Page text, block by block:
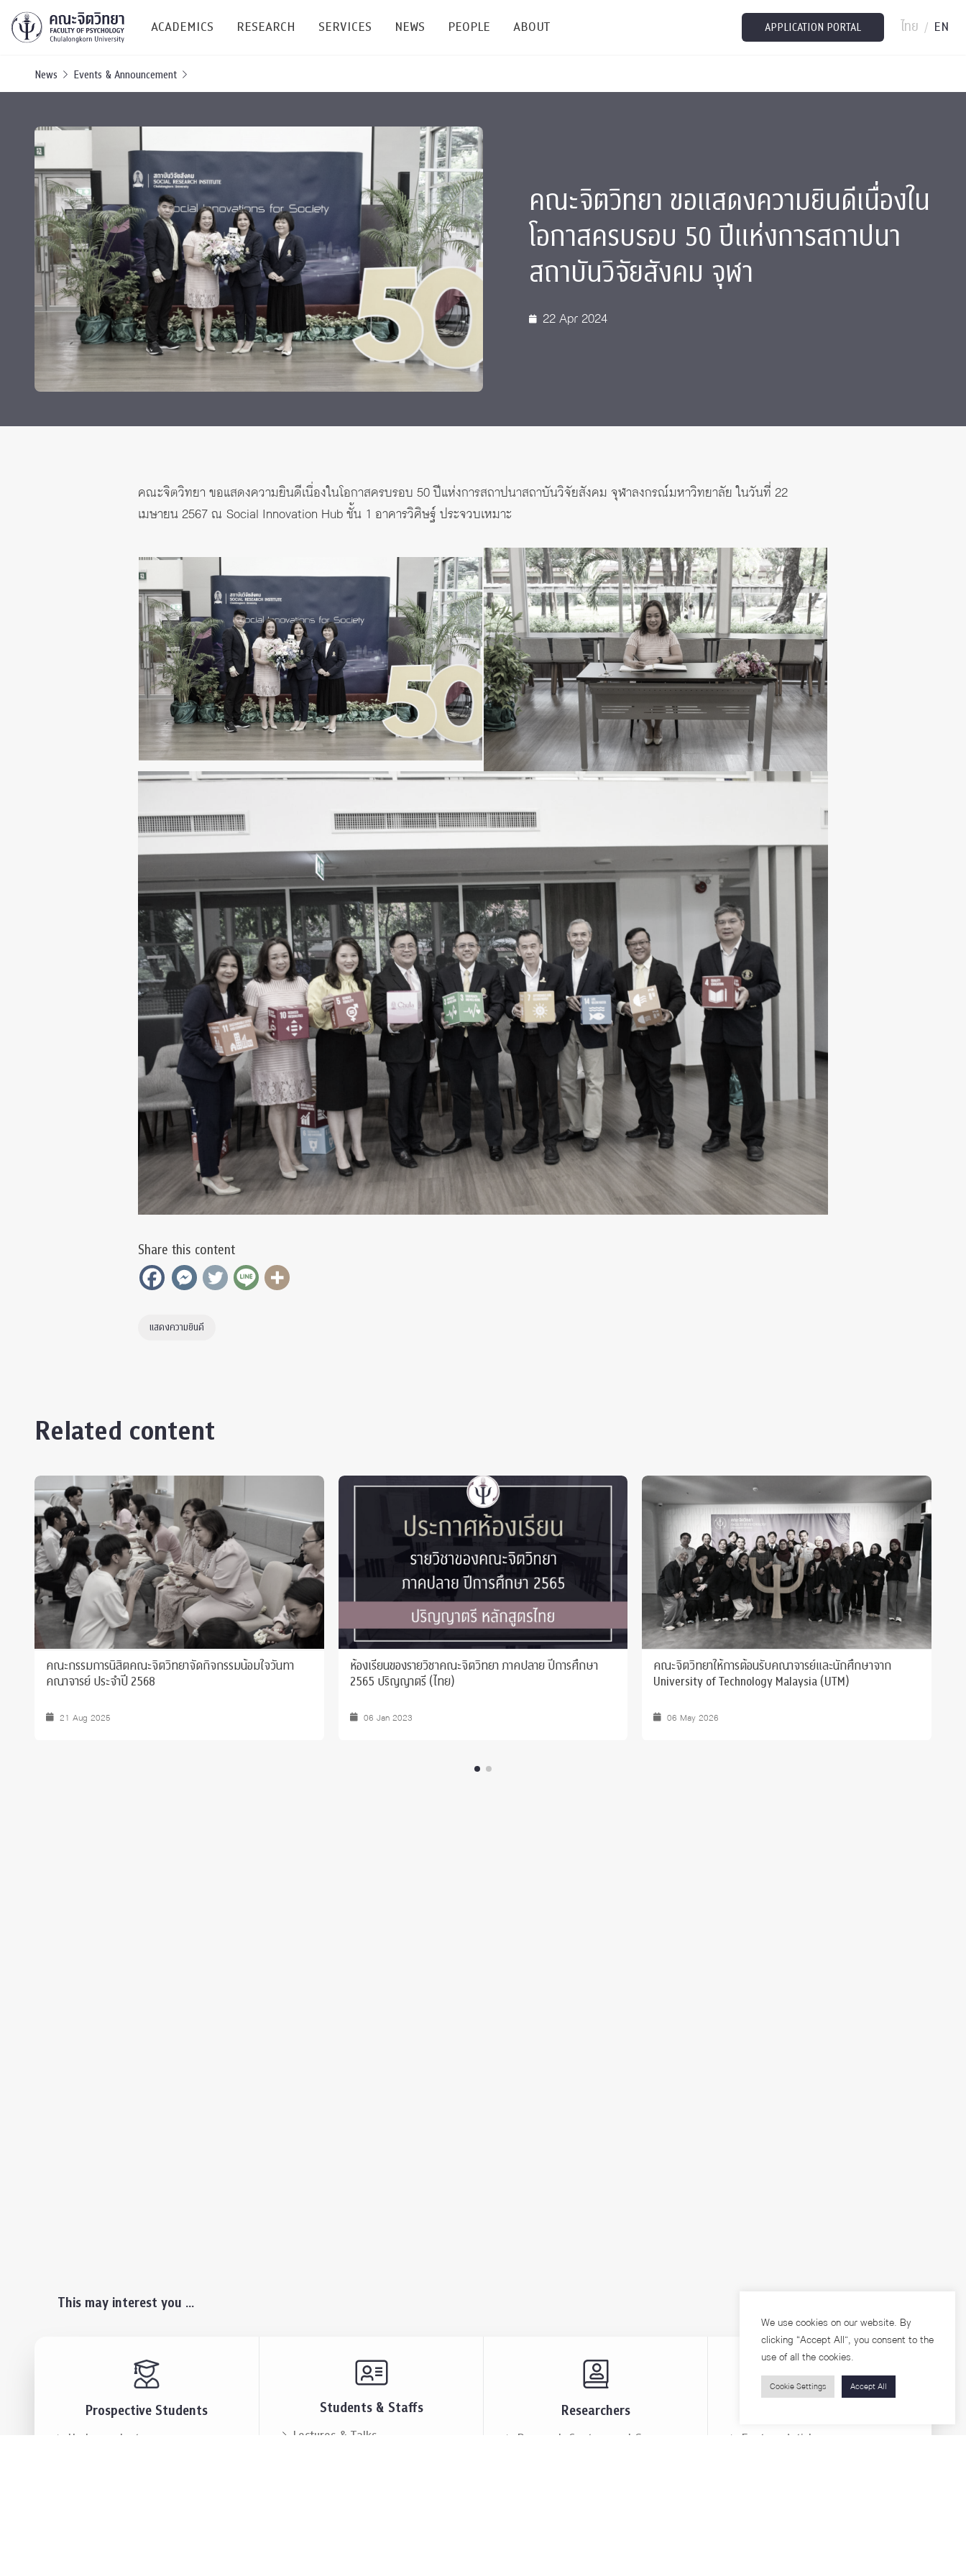
ACADEMICS
Bachelor of Science
(B.Sc.)
Graduate
Master's and PhD
Current Students
RESEARCH
Resources & Facilities
Research Publications
Conference
International Conference & Symposium
TICP 2023
SSBW Activities
Grants and Awards
SERVICES
Academic Service
PSY Stats Clinic
Wellness Center
Psychological Center for Effective Organization
Life Di
CU Radio
NEWS
Events & Announcement
Lectures & Talks
Workshops
Jobs
PEOPLE
Staffs
Post-docs
Management
ABOUT
Giving
Annual Reports
Contact Us
APPLICATION PORTAL ไทย / EN
News Events & Announcement
คณะจิตวิทยา ขอแสดงความยินดีเนื่องใน
โอกาสครบรอบ 50 ปีแห่งการสถาปนา
สถาบันวิจัยสังคม จุฬา
22 Apr 2024
คณะจิตวิทยา ขอแสดงความยินดีเนื่องในโอกาสครบรอบ 50 ปีแห่งการสถาปนาสถาบันวิจัยสังคม จุฬาลงกรณ์มหาวิทยาลัย ในวันที่ 22
เมษายน 2567 ณ Social Innovation Hub ชั้น 1 อาคารวิศิษฐ์ ประจวบเหมาะ
Share this content
แสดงความยินดี
Related content
คณะกรรมการนิสิตคณะจิตวิทยาจัดกิจกรรมน้อมใจวันทา
คณาจารย์ ประจำปี 2568
21 Aug 2025
ห้องเรียนของรายวิชาคณะจิตวิทยา ภาคปลาย ปีการศึกษา
2565 ปริญญาตรี (ไทย)
06 Jan 2023
คณะจิตวิทยาให้การต้อนรับคณาจารย์และนักศึกษาจาก
University of Technology Malaysia (UTM)
06 May 2026
This may interest you ...
Prospective Students
Undergraduate
Students & Staffs
Lectures & Talks
Researchers
Research Centers and Groups
Feature Articles
We use cookies on our website. By
clicking “Accept All”, you consent to the
use of all the cookies.
Cookie Settings Accept All